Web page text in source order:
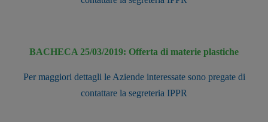
BACHECA 25/03/2019: Offerta di materie plastiche
Per maggiori dettagli le Aziende interessate sono pregate di
contattare la segreteria IPPR